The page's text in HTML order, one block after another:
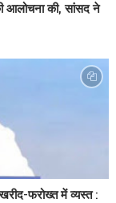
आलोचना की, सांसद ने
फरोख्त में व्यस्त :